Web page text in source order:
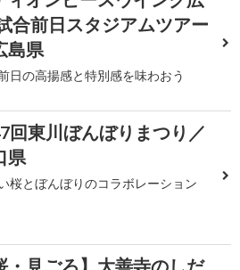
合前日スタジアムツアー
島県
日の高揚感と特別感を味わおう
回東川ぼんぼりまつり／
県
桜とぼんぼりのコラボレーション